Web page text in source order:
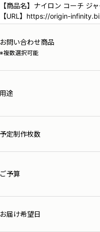
【商品名】ナイロン コーチ ジ
【URL】https://origin-
お問い合わせ商品
※複数選択可能
用途
予定制作枚数
ご予算
お届け希望日